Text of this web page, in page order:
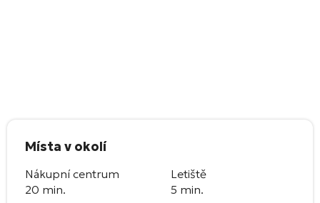
Místa v okolí
Nákupní centrum
20 min.
Letiště
5 min.